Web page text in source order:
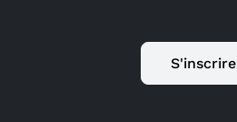
S'inscrire